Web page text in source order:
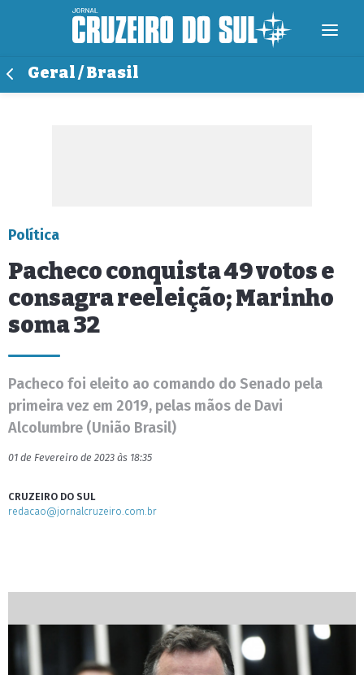
Geral / Brasil
Política
Pacheco conquista 49 votos e
consagra reeleição; Marinho
soma 32
Pacheco foi eleito ao comando do Senado pela
primeira vez em 2019, pelas mãos de Davi
Alcolumbre (União Brasil)
01 de Fevereiro de 2023 às 18:35
CRUZEIRO DO SUL
redacao@jornalcruzeiro.com.br